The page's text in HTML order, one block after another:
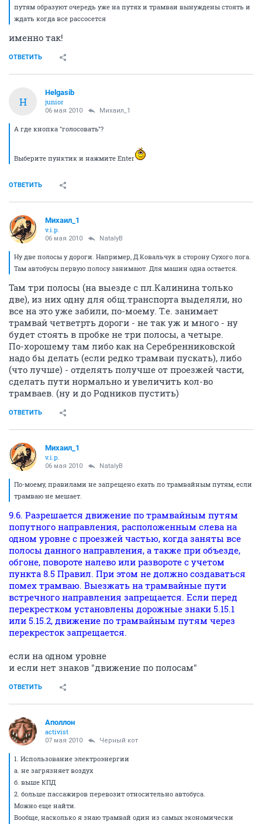
путям образуют очередь уже на путях и трамваи вынуждены стоять и
ждать когда все рассосется
именно так!
ОТВЕТИТЬ
H
Helgasib
junior
06 мая 2010 Михаил_1
А где кнопка "голосовать"?
Выберите пунктик и нажмите Enter
ОТВЕТИТЬ
Михаил_1
v.i.p.
06 мая 2010 NatalyB
Ну две полосы у дороги. Например, Д.Ковальчук в сторону Сухого лога.
Там автобусы первую полосу занимают. Для машин одна остается.
Там три полосы (на выезде с пл.Калинина только
две), из них одну для общ.транспорта выделяли, но
все на это уже забили, по-моему. Т.е. занимает
трамвай четветрть дороги - не так уж и много - ну
будет стоять в пробке не три полосы, а четыре.
По-хорошему там либо как на Серебренниковской
надо бы делать (если редко трамваи пускать), либо
(что лучше) - отделять получше от проезжей части,
сделать пути нормально и увеличить кол-во
трамваев. (ну и до Родников пустить)
ОТВЕТИТЬ
Михаил_1
v.i.p.
06 мая 2010 NatalyB
По-моему, правилами не запрещено ехать по трамвайным путям, если
трамваю не мешает.
9.6. Разрешается движение по трамвайным путям
попутного направления, расположенным слева на
одном уровне с проезжей частью, когда заняты все
полосы данного направления, а также при объезде,
обгоне, повороте налево или развороте с учетом
пункта 8.5 Правил. При этом не должно создаваться
помех трамваю. Выезжать на трамвайные пути
встречного направления запрещается. Если перед
перекрестком установлены дорожные знаки 5.15.1
или 5.15.2, движение по трамвайным путям через
перекресток запрещается.
если на одном уровне
и если нет знаков "движение по полосам"
ОТВЕТИТЬ
Аполлон
activist
07 мая 2010 Черный кот
1. Использование электроэнергии
а. не загрязняет воздух
б. выше КПД
2. больше пассажиров перевозит относительно автобуса.
Можно еще найти.
Вообще, насколько я знаю трамвай один из самых экономически